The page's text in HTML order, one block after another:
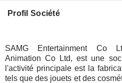
Profil Société
SAMG Entertainment Co
Animation Co Ltd, est une
l'activité principale est la
tels que des jouets et des